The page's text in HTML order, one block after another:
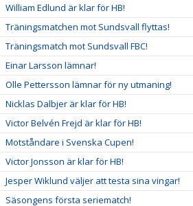
William Edlund är klar för HB!
Träningsmatchen mot Sundsvall flyttas!
Träningsmatch mot Sundsvall FBC!
Einar Larsson lämnar!
Olle Pettersson lämnar för ny utmaning!
Nicklas Dalbjer är klar för HB!
Victor Belvén Frejd är klar för HB!
Motståndare i Svenska Cupen!
Victor Jonsson är klar för HB!
Jesper Wiklund väljer att testa sina vingar!
Säsongens första seriematch!